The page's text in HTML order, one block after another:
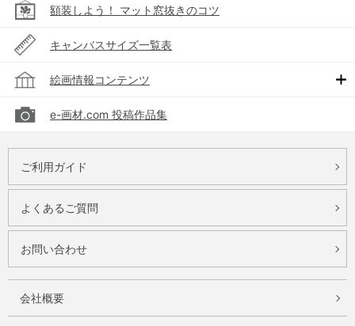
額装しよう！ マット窓抜きのコツ
キャンバスサイズ一覧表
絵画情報コンテンツ
e-画材.com 投稿作品集
ご利用ガイド
よくあるご質問
お問い合わせ
会社概要